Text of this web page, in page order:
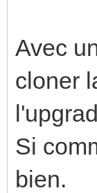
Avec
cloner
Si
bien.